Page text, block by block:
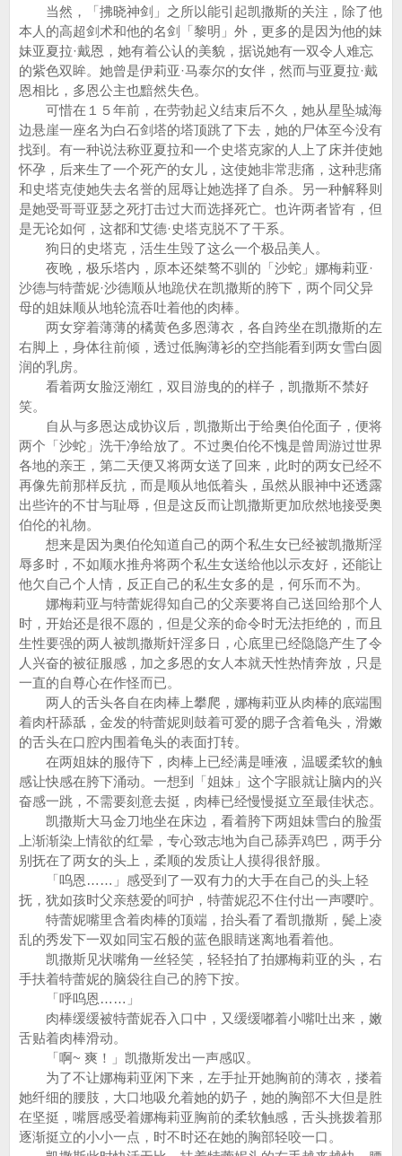
当然，「拂晓神剑」之所以能引起凯撒斯的关注，除了他
本人的高超剑术和他的名剑「黎明」外，更多的是因为他的妹
妹亚夏拉·戴恩，她有着公认的美貌，据说她有一双令人难忘
的紫色双眸。她曾是伊莉亚·马泰尔的女伴，然而与亚夏拉·戴
恩相比，多恩公主也黯然失色。
可惜在１５年前，在劳勃起义结束后不久，她从星坠城海
边悬崖一座名为白石剑塔的塔顶跳了下去，她的尸体至今没有
找到。有一种说法称亚夏拉和一个史塔克家的人上了床并使她
怀孕，后来生了一个死产的女儿，这使她非常悲痛，这种悲痛
和史塔克使她失去名誉的屈辱让她选择了自杀。另一种解释则
是她受哥哥亚瑟之死打击过大而选择死亡。也许两者皆有，但
是无论如何，这都和艾德·史塔克脱不了干系。
狗日的史塔克，活生生毁了这么一个极品美人。
夜晚，极乐塔内，原本还桀骜不驯的「沙蛇」娜梅莉亚·
沙德与特蕾妮·沙德顺从地跪伏在凯撒斯的胯下，两个同父异
母的姐妹顺从地轮流吞吐着他的肉棒。
两女穿着薄薄的橘黄色多恩薄衣，各自跨坐在凯撒斯的左
右脚上，身体往前倾，透过低胸薄衫的空挡能看到两女雪白圆
润的乳房。
看着两女脸泛潮红，双目游曳的的样子，凯撒斯不禁好
笑。
自从与多恩达成协议后，凯撒斯出于给奥伯伦面子，便将
两个「沙蛇」洗干净给放了。不过奥伯伦不愧是曾周游过世界
各地的亲王，第二天便又将两女送了回来，此时的两女已经不
再像先前那样反抗，而是顺从地低着头，虽然从眼神中还透露
出些许的不甘与耻辱，但是这反而让凯撒斯更加欣然地接受奥
伯伦的礼物。
想来是因为奥伯伦知道自己的两个私生女已经被凯撒斯淫
辱多时，不如顺水推舟将两个私生女送给他以示友好，还能让
他欠自己个人情，反正自己的私生女多的是，何乐而不为。
娜梅莉亚与特蕾妮得知自己的父亲要将自己送回给那个人
时，开始还是很不愿的，但是父亲的命令时无法拒绝的，而且
生性要强的两人被凯撒斯奸淫多日，心底里已经隐隐产生了令
人兴奋的被征服感，加之多恩的女人本就天性热情奔放，只是
一直的自尊心在作怪而已。
两人的舌头各自在肉棒上攀爬，娜梅莉亚从肉棒的底端围
着肉杆舔舐，金发的特蕾妮则鼓着可爱的腮子含着龟头，滑嫩
的舌头在口腔内围着龟头的表面打转。
在两姐妹的服侍下，肉棒上已经满是唾液，温暖柔软的触
感让快感在胯下涌动。一想到「姐妹」这个字眼就让脑内的兴
奋感一跳，不需要刻意去挺，肉棒已经慢慢挺立至最佳状态。
凯撒斯大马金刀地坐在床边，看着胯下两姐妹雪白的脸蛋
上渐渐染上情欲的红晕，专心致志地为自己舔弄鸡巴，两手分
别抚在了两女的头上，柔顺的发质让人摸得很舒服。
「呜恩……」感受到了一双有力的大手在自己的头上轻
抚，犹如孩时父亲慈爱的呵护，特蕾妮忍不住付出一声嘤咛。
特蕾妮嘴里含着肉棒的顶端，抬头看了看凯撒斯，鬓上凌
乱的秀发下一双如同宝石般的蓝色眼睛迷离地看着他。
凯撒斯见状嘴角一丝轻笑，轻轻拍了拍娜梅莉亚的头，右
手扶着特蕾妮的脑袋往自己的胯下按。
「呼呜恩……」
肉棒缓缓被特蕾妮吞入口中，又缓缓嘟着小嘴吐出来，嫩
舌贴着肉棒滑动。
「啊~ 爽！」凯撒斯发出一声感叹。
为了不让娜梅莉亚闲下来，左手扯开她胸前的薄衣，搂着
她纤细的腰肢，大口地吸允着她的奶子，她的胸部不大但是胜
在坚挺，嘴唇感受着娜梅莉亚胸前的柔软触感，舌头挑拨着那
逐渐挺立的小小一点，时不时还在她的胸部轻咬一口。